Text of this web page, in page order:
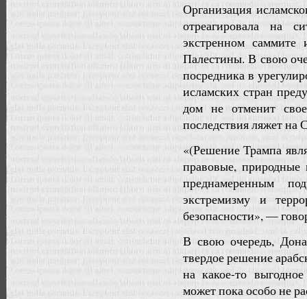
Организация
отреагировала на
экстренном
Палестины. В свою
посредника в
исламских стран
дом не отменит
последствия ляжет
«(Решение Трампа
правовые, природные
преднамеренным
экстремизму и
безопасности», —
В свою очередь,
твердое решение
на какое-то
может пока особо не